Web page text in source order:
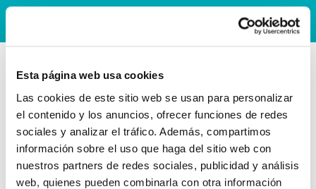
Esta página web usa cookies
Las cookies de este sitio web se usan para personalizar
el contenido y los anuncios, ofrecer funciones de redes
sociales y analizar el tráfico. Además, compartimos
información sobre el uso que haga del sitio web con
nuestros partners de redes sociales, publicidad y análisis
web, quienes pueden combinarla con otra información